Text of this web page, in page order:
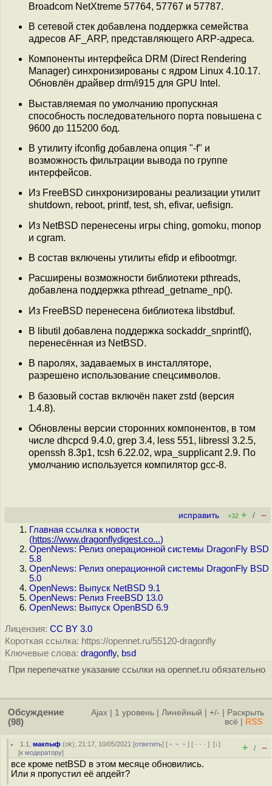
Broadcom NetXtreme 57764, 57767 и 57787.
В сетевой стек добавлена поддержка семейства
адресов AF_ARP, представляющего ARP-адреса.
Компоненты интерфейса DRM (Direct Rendering
Manager) синхронизированы с ядром Linux 4.10.17.
Обновлён драйвер drm/i915 для GPU Intel.
Выставляемая по умолчанию пропускная
способность последовательного порта повышена с
9600 до 115200 бод.
В утилиту ifconfig добавлена опция "-f" и
возможность фильтрации вывода по группе
интерфейсов.
Из FreeBSD синхронизированы реализации утилит
shutdown, reboot, printf, test, sh, efivar, uefisign.
Из NetBSD перенесены игры ching, gomoku, monop
и cgram.
В состав включены утилиты efidp и efibootmgr.
Расширены возможности библиотеки pthreads,
добавлена поддержка pthread_getname_np().
Из FreeBSD перенесена библиотека libstdbuf.
В libutil добавлена поддержка sockaddr_snprintf(),
перенесённая из NetBSD.
В паролях, задаваемых в инсталляторе,
разрешено использование спецсимволов.
В базовый состав включён пакет zstd (версия
1.4.8).
Обновлены версии сторонних компонентов, в том
числе dhcpcd 9.4.0, grep 3.4, less 551, libressl 3.2.5,
openssh 8.3p1, tcsh 6.22.02, wpa_supplicant 2.9. По
умолчанию используется компилятор gcc-8.
исправить +32 + / –
Главная ссылка к новости
(https://www.dragonflydigest.co...)
OpenNews: Релиз операционной системы DragonFly BSD
5.8
OpenNews: Релиз операционной системы DragonFly BSD
5.0
OpenNews: Выпуск NetBSD 9.1
OpenNews: Релиз FreeBSD 13.0
OpenNews: Выпуск OpenBSD 6.9
Лицензия: CC BY 3.0
Короткая ссылка: https://opennet.ru/55120-dragonfly
Ключевые слова: dragonfly, bsd
При перепечатке указание ссылки на opennet.ru обязательно
Обсуждение
(98)
Ajax 1 уровень Линейный +/-
Раскрыть
всё
RSS
1.1 ,макпыф (ok), 21:17, 10/05/2021 [ответить] [ ﹢﹢﹢] [ · · ·][↓]
[к модератору] + / –
все кроме netBSD в этом месяце обновились.
Или я пропустил её апдейт?